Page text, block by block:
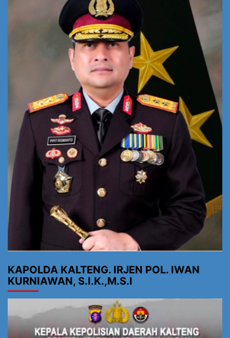
KAPOLDA KALTENG. IRJEN POL. IWAN
KURNIAWAN, S.I.K.,M.S.I